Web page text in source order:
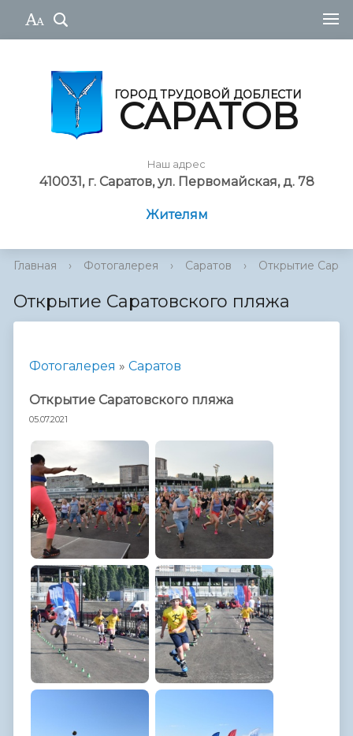
ГОРОД ТРУДОВОЙ ДОБЛЕСТИ
САРАТОВ
Наш адрес
410031, г. Саратов, ул. Первомайская, д. 78
Жителям
Главная › Фотогалерея › Саратов › Открытие
Открытие Саратовского пляжа
Фотогалерея » Саратов
Открытие Саратовского пляжа
05.07.2021